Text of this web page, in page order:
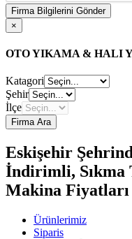
Firma Bilgilerini Gönder
×
OTO YIKAMA & HALI
Katagori
Şehir
İlçe
Firma Ara
Eskişehir
İndirimli, Sıkma
Makina
Ürünlerimiz
Siparis